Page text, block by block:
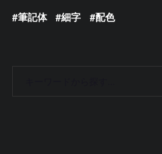
筆記体
細字 配色